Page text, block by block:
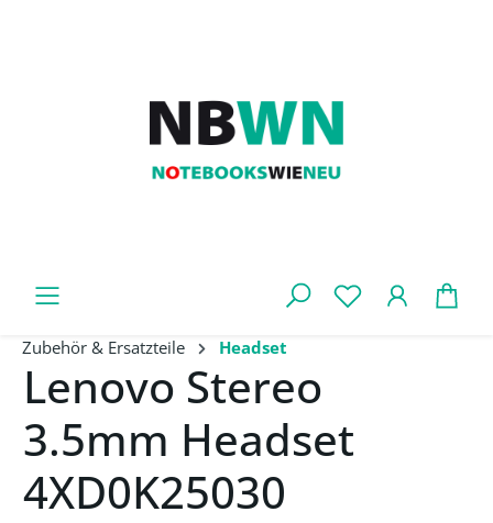
Zubehör & Ersatzteile Headset
Lenovo Stereo
3.5mm Headset
4XD0K25030